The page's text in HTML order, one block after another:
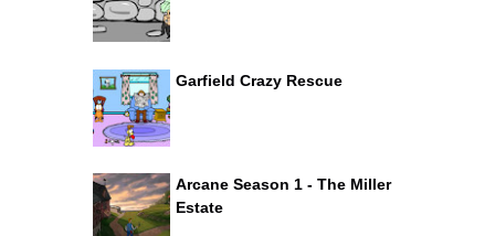
Garfield Crazy Rescue
Arcane Season 1 - The Miller
Estate